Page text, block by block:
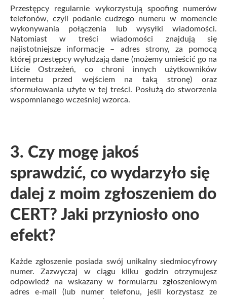
Przestępcy regularnie wykorzystują spoofing numerów
telefonów, czyli podanie cudzego numeru w momencie
wykonywania połączenia lub wysyłki wiadomości.
Natomiast w treści wiadomości znajdują się
najistotniejsze informacje – adres strony, za pomocą
której przestępcy wyłudzają dane (możemy umieścić go na
Liście Ostrzeżeń, co chroni innych użytkowników
internetu przed wejściem na taką stronę) oraz
sformułowania użyte w tej treści. Posłużą do stworzenia
wspomnianego wcześniej wzorca.
3. Czy mogę jakoś
sprawdzić, co wydarzyło się
dalej z moim zgłoszeniem do
CERT? Jaki przyniosło ono
efekt?
Każde zgłoszenie posiada swój unikalny siedmiocyfrowy
numer. Zazwyczaj w ciągu kilku godzin otrzymujesz
odpowiedź na wskazany w formularzu zgłoszeniowym
adres e-mail (lub numer telefonu, jeśli korzystasz ze